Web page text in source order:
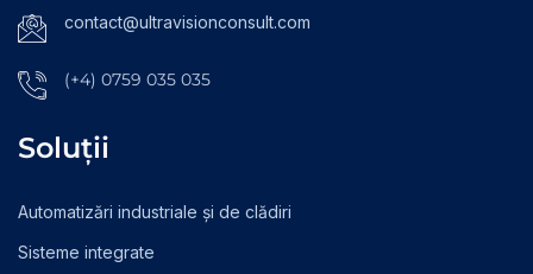
contact@ultravisionconsult.com
(+4) 0759 035 035
Soluții
Automatizări industriale și de clădiri
Sisteme integrate